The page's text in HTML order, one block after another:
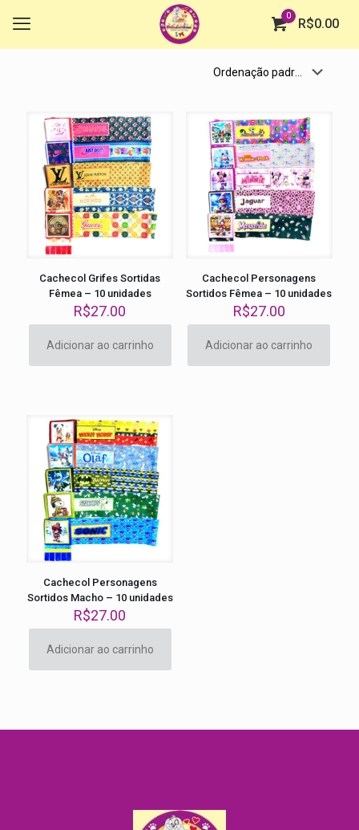
0
R$0.00
Cachecol Grifes Sortidas
Fêmea – 10 unidades
R$27.00
Adicionar ao carrinho
Cachecol Personagens
Sortidos Fêmea – 10 unidades
R$27.00
Adicionar ao carrinho
Cachecol Personagens
Sortidos Macho – 10 unidades
R$27.00
Adicionar ao carrinho